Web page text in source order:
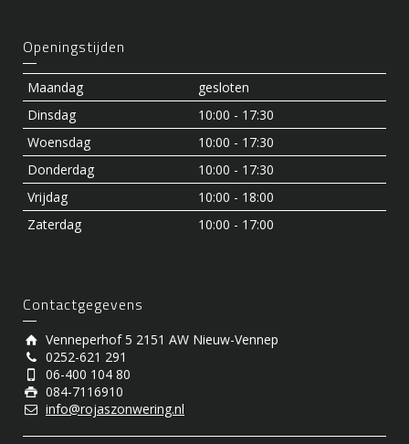
Openingstijden
Maandag
gesloten
Dinsdag
10:00 - 17:30
Woensdag
10:00 - 17:30
Donderdag
10:00 - 17:30
Vrijdag
10:00 - 18:00
Zaterdag
10:00 - 17:00
Contactgegevens
Venneperhof 5 2151 AW Nieuw-Vennep
0252-621 291
06-400 104 80
084-7116910
info@rojaszonwering.nl